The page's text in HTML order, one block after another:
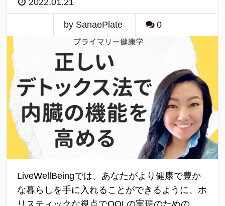
by SanaePlate 0
LiveWellBeingでは、あなたがより健康で豊か
な暮らしを手に入れることができるように、ホ